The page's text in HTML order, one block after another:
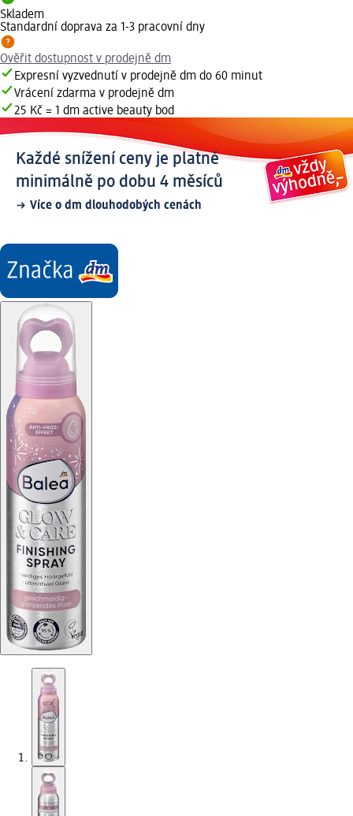
Skladem
Standardní doprava za 1-3 pracovní dny
Ověřit dostupnost v prodejně dm
Expresní vyzvednutí v prodejně dm do 60 minut
Vrácení zdarma v prodejně dm
25 Kč = 1 dm active beauty bod
Každé snížení ceny je platné
minimálně po dobu 4 měsíců
Více o dm dlouhodobých cenách